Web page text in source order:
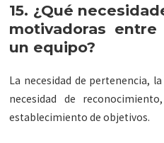
15. ¿Qué
motivadoras
un equipo?
La necesidad de pertenencia,
necesidad de
establecimiento de objetivos.